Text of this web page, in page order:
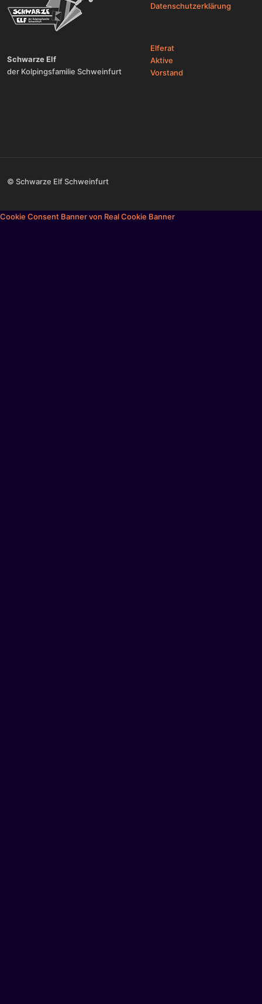
Schwarze Elf
der Kolpingsfamilie Schweinfurt
Datenschutzerklärung
Elferat
Aktive
Vorstand
© Schwarze Elf Schweinfurt
Cookie Consent Banner von Real Cookie Banner